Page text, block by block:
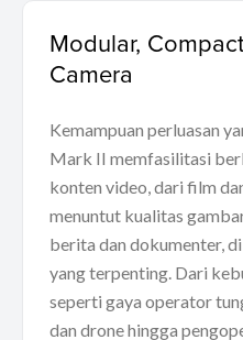
Modular,
Camera
Kemampuan perluasan
Mark II memfasilitasi
konten video, dari film
menuntut kualitas
berita dan dokumenter,
yang terpenting. Dari
seperti gaya operator
dan drone hingga